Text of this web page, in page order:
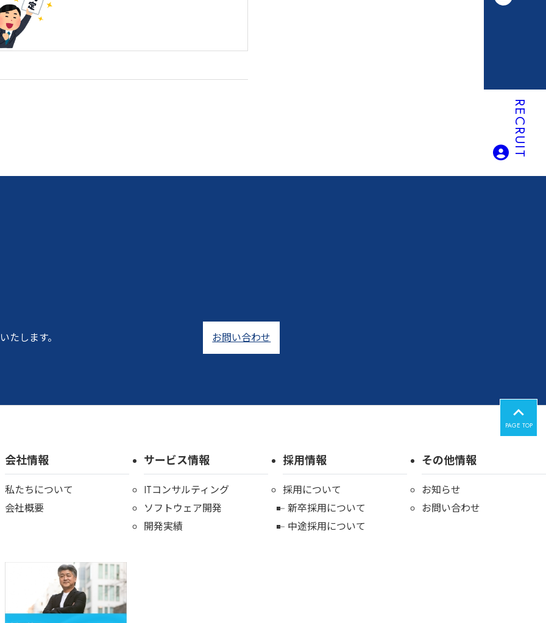
たします。 お問い合わせ
RECRUIT
PAGE TOP
会社情報
私たちについて
会社概要
サービス情報
ITコンサルティング
ソフトウェア開発
開発実績
採用情報
採用について
新卒採用について
中途採用について
その他情報
お知らせ
お問い合わせ